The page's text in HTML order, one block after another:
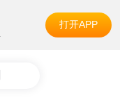
打开APP